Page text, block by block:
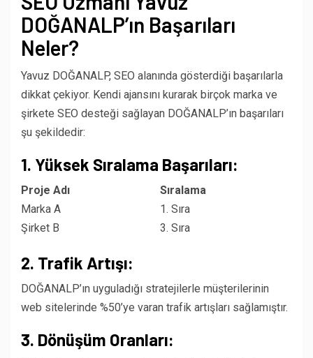
DOĞANALP’ın Başarıları
Neler?
Yavuz DOĞANALP, SEO alanında gösterdiği başarılarla
dikkat çekiyor. Kendi ajansını kurarak birçok marka ve
şirkete SEO desteği sağlayan DOĞANALP’ın başarıları
şu şekildedir:
1. Yüksek Sıralama Başarıları:
Proje Adı
Sıralama
Marka A
1. Sıra
Şirket B
3. Sıra
2. Trafik Artışı:
DOĞANALP’ın uyguladığı stratejilerle müşterilerinin
web sitelerinde %50’ye varan trafik artışları sağlamıştır.
3. Dönüşüm Oranları: